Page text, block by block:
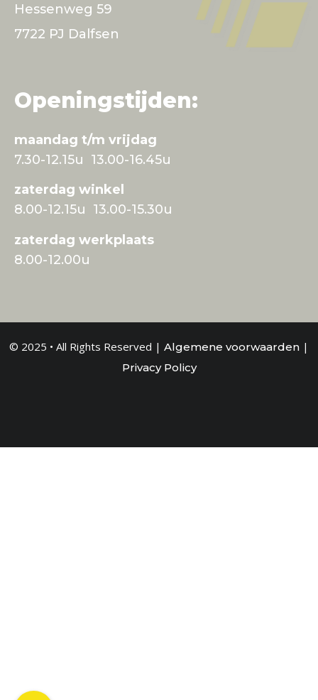
Hessenweg 59
7722 PJ Dalfsen
Openingstijden:
maandag t/m vrijdag
7.30-12.15u 13.00-16.45u
zaterdag winkel
8.00-12.15u 13.00-15.30u
zaterdag werkplaats
8.00-12.00u
© 2025 • All Rights Reserved | Algemene voorwaarden |
Privacy Policy